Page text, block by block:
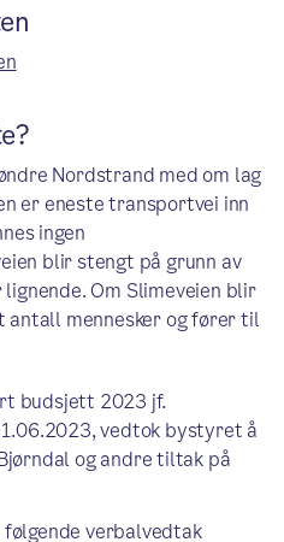
Nordstrand med om lag
er eneste transportvei inn
ingen
blir stengt på grunn av
Om Slimeveien blir
mennesker og fører til
budsjett 2023 jf.
vedtok bystyret å
og andre tiltak på
verbalvedtak